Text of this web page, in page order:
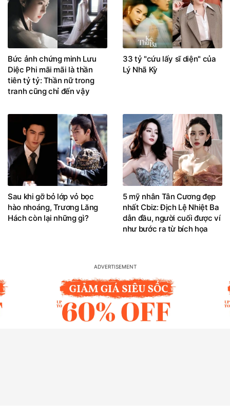
Bức ảnh chứng minh Lưu
Diệc Phi mãi mãi là thần
tiên tỷ tỷ: Thần nữ trong
tranh cũng chỉ đến vậy
33 tỷ "cứu lấy sĩ diện" của
Lý Nhã Kỳ
Sau khi gỡ bỏ lớp vỏ bọc
hào nhoáng, Trương Lăng
Hách còn lại những gì?
5 mỹ nhân Tân Cương đẹp
nhất Cbiz: Địch Lệ Nhiệt Ba
dẫn đầu, người cuối được ví
như bước ra từ bích họa